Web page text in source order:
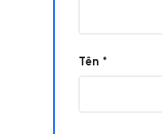
Tên *